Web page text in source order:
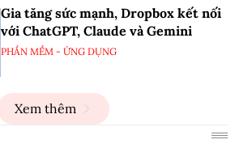
Gia tăng sức mạnh, Dropbox kết nối
với ChatGPT, Claude và Gemini
PHẦN MỀM - ỨNG DỤNG
Xem thêm